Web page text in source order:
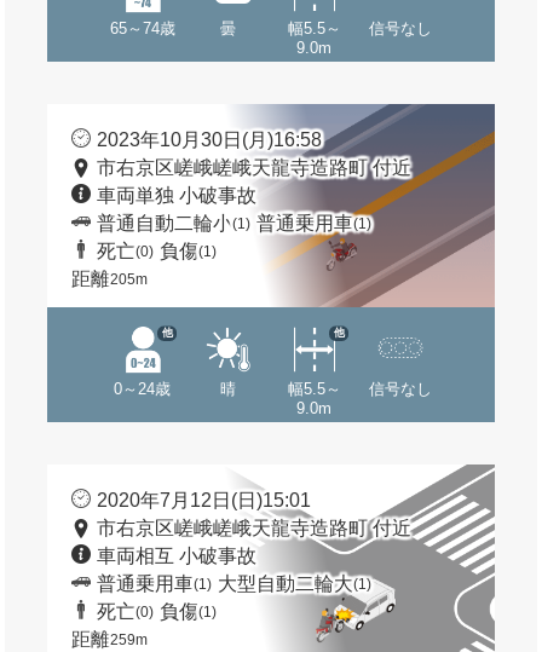
65～74歳 曇
幅5.5～
9.0m
信号なし
2023年10月30日(月)16:58
市右京区嵯峨嵯峨天龍寺造路町 付近
車両単独 小破事故
普通自動二輪小(1) 普通乗用車(1)
死亡(0) 負傷(1)
距離205m
0～24歳
他
晴
幅5.5～
9.0m
他
信号なし
2020年7月12日(日)15:01
市右京区嵯峨嵯峨天龍寺造路町 付近
車両相互 小破事故
普通乗用車(1) 大型自動二輪大(1)
死亡(0) 負傷(1)
距離259m